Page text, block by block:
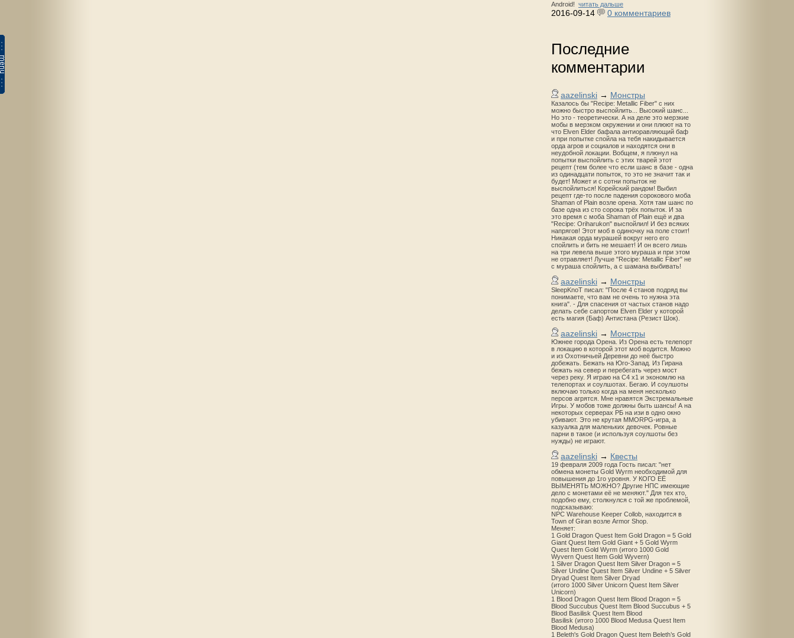
Android! читать дальше
2016-09-14 0 комментариев
Последние
комментарии
aazelinski → Монстры
Казалось бы "Recipe: Metallic Fiber" с них
можно быстро выспойлить... Высокий шанс...
Но это - теоретически. А на деле это мерзкие
мобы в мерзком окружении и они плюют на то
что Elven Elder бафала антиоравляющий баф
и при попытке спойла на тебя накидывается
орда агров и социалов и находятся они в
неудобной локации. Вобщем, я плюнул на
попытки выспойлить с этих тварей этот
рецепт (тем более что если шанс в базе - одна
из одинадцати попыток, то это не значит так и
будет! Может и с сотни попыток не
выспойлиться! Корейский рандом! Выбил
рецепт где-то после падения сорокового моба
Shaman of Plain возле орена. Хотя там шанс по
базе одна из сто сорока трёх попыток. И за
это время с моба Shaman of Plain ещё и два
"Recipe: Oriharukon" выспойлил! И без всяких
напрягов! Этот моб в одиночку на поле стоит!
Никакая орда мурашей вокруг него его
спойлить и бить не мешает! И он всего лишь
на три левела выше этого мураша и при этом
не отравляет! Лучше "Recipe: Metallic Fiber" не
с мураша спойлить, а с шамана выбивать!
aazelinski → Монстры
SleepKnoT писал: "После 4 станов подряд вы
понимаете, что вам не очень то нужна эта
книга". - Для спасения от частых станов надо
делать себе сапортом Elven Elder у которой
есть магия (Баф) Антистана (Резист Шок).
aazelinski → Монстры
Южнее города Орена. Из Орена есть телепорт
в локацию в которой этот моб водится. Можно
и из Охотничьей Деревни до неё быстро
добежать. Бежать на Юго-Запад. Из Гирана
бежать на север и перебегать через мост
через реку. Я играю на С4 х1 и экономлю на
телепортах и соулшотах. Бегаю. И соулшоты
включаю только когда на меня несколько
персов агрятся. Мне нравятся Экстремальные
Игры. У мобов тоже должны быть шансы! А на
некоторых серверах РБ на изи в одно окно
убивают. Это не крутая MMORPG-игра, а
казуалка для маленьких девочек. Ровные
парни в такое (и используя соулшоты без
нужды) не играют.
aazelinski → Квесты
19 февраля 2009 года Гость писал: "нет
обмена монеты Gold Wyrm необходимой для
повышения до 1го уровня. У КОГО ЕЁ
ВЫМЕНЯТЬ МОЖНО? Другие НПС имеющие
дело с монетами её не меняют." Для тех кто,
подобно ему, столкнулся с той же проблемой,
подсказываю:
NPC Warehouse Keeper Collob, находится в
Town of Giran возле Armor Shop.
Меняет:
1 Gold Dragon Quest Item Gold Dragon = 5 Gold
Giant Quest Item Gold Giant + 5 Gold Wyrm
Quest Item Gold Wyrm (итого 1000 Gold
Wyvern Quest Item Gold Wyvern)
1 Silver Dragon Quest Item Silver Dragon = 5
Silver Undine Quest Item Silver Undine + 5 Silver
Dryad Quest Item Silver Dryad
(итого 1000 Silver Unicorn Quest Item Silver
Unicorn)
1 Blood Dragon Quest Item Blood Dragon = 5
Blood Succubus Quest Item Blood Succubus + 5
Blood Basilisk Quest Item Blood
Basilisk (итого 1000 Blood Medusa Quest Item
Blood Medusa)
1 Beleth's Gold Dragon Quest Item Beleth’s Gold